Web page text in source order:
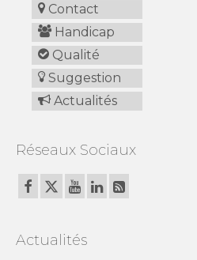
Contact
Handicap
Qualité
Suggestion
Actualités
Réseaux Sociaux
Actualités